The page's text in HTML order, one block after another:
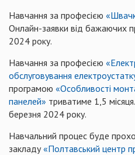
Навчання за професією
Онлайн-заявки від бажаючих
2024 року.
Навчання за професією
обслуговування
програмою «Особливості
панелей» триватиме 1,5
березня 2024 року.
Навчальний процес буде
закладу«Полтавський центр